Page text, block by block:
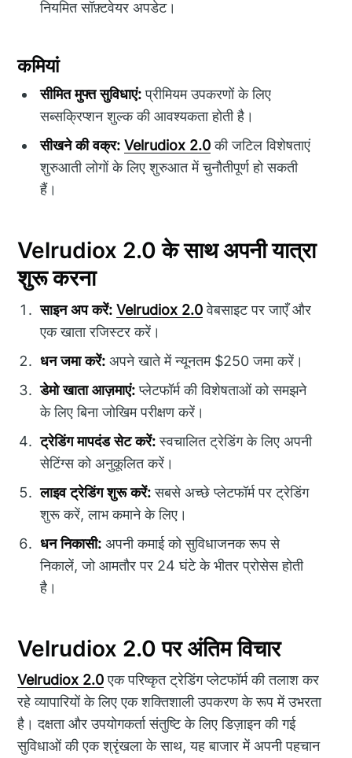
नियमित सॉफ़्टवेयर अपडेट।
कमियां
सीमित मुफ्त सुविधाएं:प्रीमियम उपकरणों के लिए
सब्सक्रिप्शन शुल्क की आवश्यकता होती है।
सीखने की वक्र: Velrudiox 2.0की जटिल विशेषताएं
शुरुआती लोगों के लिए शुरुआत में चुनौतीपूर्ण हो सकती
हैं।
Velrudiox 2.0 के साथ अपनी यात्रा
शुरू करना
साइन अप करें: Velrudiox 2.0वेबसाइट पर जाएँ और
एक खाता रजिस्टर करें।
धन जमा करें: अपने खाते में न्यूनतम $250 जमा करें।
डेमो खाता आज़माएं:प्लेटफॉर्म की विशेषताओं को समझने
के लिए बिना जोखिम परीक्षण करें।
ट्रेडिंग मापदंड सेट करें:स्वचालित ट्रेडिंग के लिए अपनी
सेटिंग्स को अनुकूलित करें।
लाइव ट्रेडिंग शुरू करें:सबसे अच्छे प्लेटफॉर्म पर ट्रेडिंग
शुरू करें, लाभ कमाने के लिए।
धन निकासी: अपनी कमाई को सुविधाजनक रूप से
निकालें, जो आमतौर पर 24 घंटे के भीतर प्रोसेस होती
है।
Velrudiox 2.0 पर अंतिम विचार
Velrudiox 2.0एक परिष्कृत ट्रेडिंग प्लेटफॉर्म की तलाश कर
रहे व्यापारियों के लिए एक शक्तिशाली उपकरण के रूप में उभरता
है। दक्षता और उपयोगकर्ता संतुष्टि के लिए डिज़ाइन की गई
सुविधाओं की एक श्रृंखला के साथ, यह बाजार में अपनी पहचान